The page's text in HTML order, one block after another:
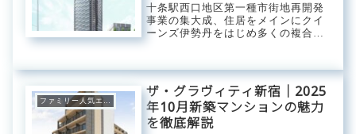
十条駅西口地区第一種市街地再開発
事業の集大成、住居をメインにクイ
ーンズ伊勢丹をはじめ多くの複合施
る「THE TOWER JUJO」。駅徒歩1
分で利用できるJR埼京線「十...
ザ・グラヴィティ新宿｜2025
年10月新築マンションの魅力
を徹底解説